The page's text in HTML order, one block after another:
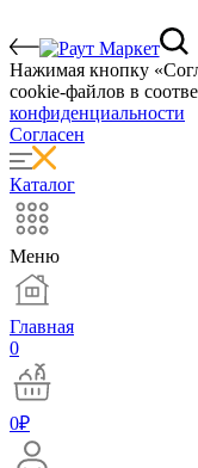
Нажимая кнопку
cookie-файлов в
конфиденциальности
Согласен
Каталог
Меню
Главная
0
0₽